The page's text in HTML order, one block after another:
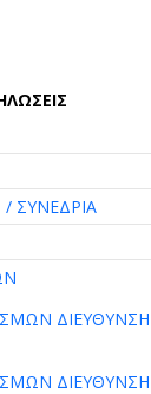
ΣΥΝΕΔΡΙΑ